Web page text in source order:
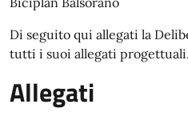
Di seguito qui allegati la
tutti i suoi allegati progettuali.
Allegati